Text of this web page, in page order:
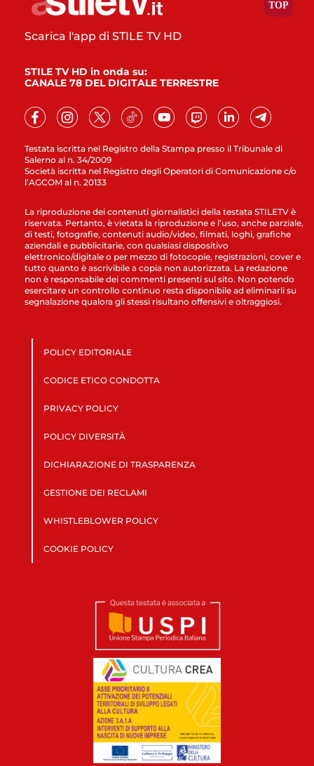
Testata iscritta nel Registro della Stampa presso il Tribunale di
Salerno al n. 34/2009
Società iscritta nel Registro degli Operatori di Comunicazione c/o
l’AGCOM al n. 20133
Scarica l'app di STILE TV HD
STILE TV HD in onda su:
CANALE 78 DEL DIGITALE TERRESTRE
La riproduzione dei contenuti giornalistici della testata STILETV è
riservata. Pertanto, è vietata la riproduzione e l’uso, anche parziale,
di testi, fotografie, contenuti audio/video, filmati, loghi, grafiche
aziendali e pubblicitarie, con qualsiasi dispositivo
elettronico/digitale o per mezzo di fotocopie, registrazioni, cover e
tutto quanto è ascrivibile a copia non autorizzata. La redazione
non è responsabile dei commenti presenti sul sito. Non potendo
esercitare un controllo continuo resta disponibile ad eliminarli su
segnalazione qualora gli stessi risultano offensivi e oltraggiosi.
POLICY EDITORIALE
CODICE ETICO CONDOTTA
PRIVACY POLICY
POLICY DIVERSITÀ
DICHIARAZIONE DI TRASPARENZA
GESTIONE DEI RECLAMI
WHISTLEBLOWER POLICY
COOKIE POLICY